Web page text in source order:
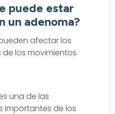
puede estar
un adenoma?
afectar los
los movimientos
una de las
importantes de los